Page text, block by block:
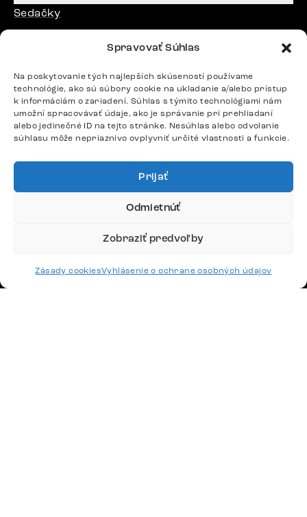
Spravovať Súhlas
Na poskytovanie tých najlepších skúseností používame
technológie, ako sú súbory cookie na ukladanie a/alebo prístup
k informáciám o zariadení. Súhlas s týmito technológiami nám
umožní spracovávať údaje, ako je správanie pri prehliadaní
alebo jedinečné ID na tejto stránke. Nesúhlas alebo odvolanie
súhlasu môže nepriaznivo ovplyvniť určité vlastnosti a funkcie.
Prijať
Odmietnúť
Zobraziť predvoľby
Zásady cookiesVyhlásenie o ochrane osobných údajov
Sedačky
Stoly
DÔLEŽITÉ ODKAZY
SLEDUJTE NÁS
podpora@delife-shop.sk